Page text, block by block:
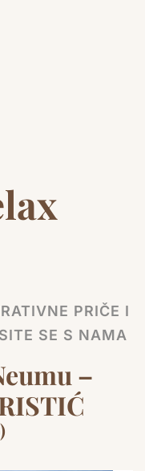
PRIČE I
SE S NAMA
–